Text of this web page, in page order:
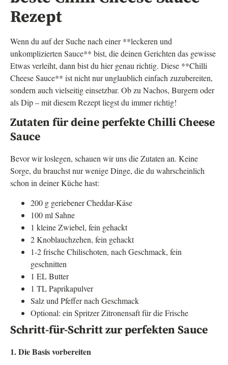
Rezept
Wenn du auf der Suche nach einer **leckeren und
unkomplizierten Sauce** bist, die deinen Gerichten das gewisse
Etwas verleiht, dann bist du hier genau richtig. Diese **Chilli
Cheese Sauce** ist nicht nur unglaublich einfach zuzubereiten,
sondern auch vielseitig einsetzbar. Ob zu Nachos, Burgern oder
als Dip – mit diesem Rezept liegst du immer richtig!
Zutaten für deine perfekte Chilli Cheese
Sauce
Bevor wir loslegen, schauen wir uns die Zutaten an. Keine
Sorge, du brauchst nur wenige Dinge, die du wahrscheinlich
schon in deiner Küche hast:
200 g geriebener Cheddar-Käse
100 ml Sahne
1 kleine Zwiebel, fein gehackt
2 Knoblauchzehen, fein gehackt
1-2 frische Chilischoten, nach Geschmack, fein
geschnitten
1 EL Butter
1 TL Paprikapulver
Salz und Pfeffer nach Geschmack
Optional: ein Spritzer Zitronensaft für die Frische
Schritt-für-Schritt zur perfekten Sauce
1. Die Basis vorbereiten